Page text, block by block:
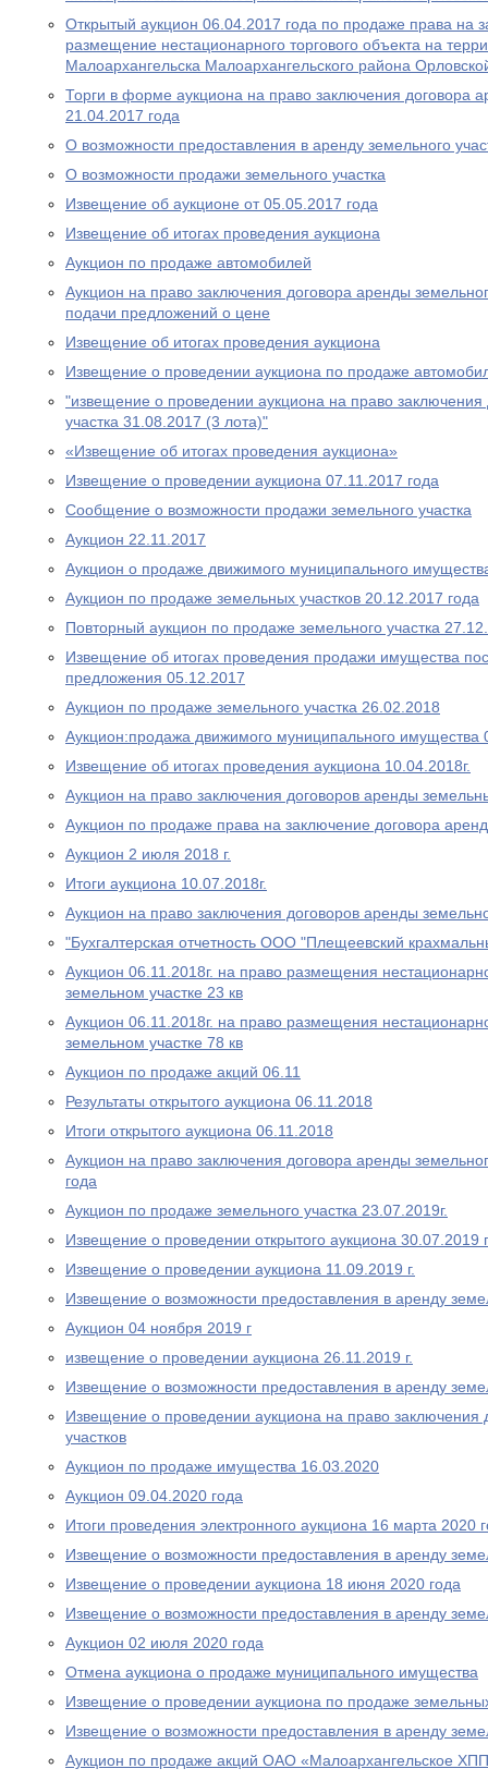
Открытый аукцион 06.04.2017 года по продаже права на
размещение нестационарного торгового объекта на
Малоархангельска Малоархангельского района
Торги в форме аукциона на право заключения договора
21.04.2017 года
О возможности предоставления в аренду земельного
О возможности продажи земельного участка
Извещение об аукционе от 05.05.2017 года
Извещение об итогах проведения аукциона
Аукцион по продаже автомобилей
Аукцион на право заключения договора аренды
подачи предложений о цене
Извещение об итогах проведения аукциона
Извещение о проведении аукциона по продаже
"извещение о проведении аукциона на право
участка 31.08.2017 (3 лота)"
«Извещение об итогах проведения аукциона»
Извещение о проведении аукциона 07.11.2017 года
Сообщение о возможности продажи земельного участка
Аукцион 22.11.2017
Аукцион о продаже движимого муниципального
Аукцион по продаже земельных участков 20.12.2017 года
Повторный аукцион по продаже земельного участка
Извещение об итогах проведения продажи имущества
предложения 05.12.2017
Аукцион по продаже земельного участка 26.02.2018
Аукцион:продажа движимого муниципального имущества
Извещение об итогах проведения аукциона 10.04.2018г.
Аукцион на право заключения договоров аренды
Аукцион по продаже права на заключение договора
Аукцион 2 июля 2018 г.
Итоги аукциона 10.07.2018г.
Аукцион на право заключения договоров аренды
"Бухгалтерская отчетность ООО "Плещеевский
Аукцион 06.11.2018г. на право размещения
земельном участке 23 кв
Аукцион 06.11.2018г. на право размещения
земельном участке 78 кв
Аукцион по продаже акций 06.11
Результаты открытого аукциона 06.11.2018
Итоги открытого аукциона 06.11.2018
Аукцион на право заключения договора аренды
года
Аукцион по продаже земельного участка 23.07.2019г.
Извещение о проведении открытого аукциона 30.07.2019
Извещение о проведении аукциона 11.09.2019 г.
Извещение о возможности предоставления в аренду
Аукцион 04 ноября 2019 г
извещение о проведении аукциона 26.11.2019 г.
Извещение о возможности предоставления в аренду
Извещение о проведении аукциона на право заключения
участков
Аукцион по продаже имущества 16.03.2020
Аукцион 09.04.2020 года
Итоги проведения электронного аукциона 16 марта
Извещение о возможности предоставления в аренду
Извещение о проведении аукциона 18 июня 2020 года
Извещение о возможности предоставления в аренду
Аукцион 02 июля 2020 года
Отмена аукциона о продаже муниципального имущества
Извещение о проведении аукциона по продаже
Извещение о возможности предоставления в аренду
Аукцион по продаже акций ОАО «Малоархангельское